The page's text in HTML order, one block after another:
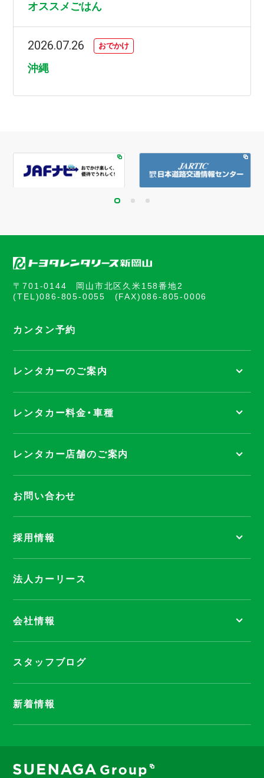
オススメごはん
2026.07.26 おでかけ
沖縄
〒701-0144 岡山市北区久米158番地2
(TEL)086-805-0055 (FAX)086-805-0006
カンタン予約
レンタカーのご案内
レンタカー料金・車種
レンタカー店舗のご案内
お問い合わせ
採用情報
法人カーリース
会社情報
スタッフブログ
新着情報